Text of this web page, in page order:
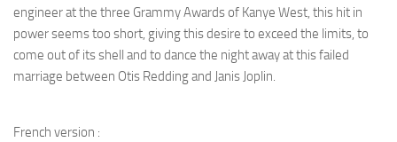
engineer at the three Grammy Awards of Kanye West, this hit in
power seems too short, giving this desire to exceed the limits, to
come out of its shell and to dance the night away at this failed
marriage between Otis Redding and Janis Joplin.
French version :